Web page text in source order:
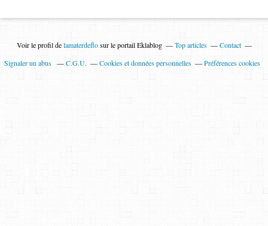
Voir le profil delamaterdeflosur le portail Eklablog Top articles
Contact
Signaler un abus
C.G.U. Cookies et données personnelles Préférences cookies